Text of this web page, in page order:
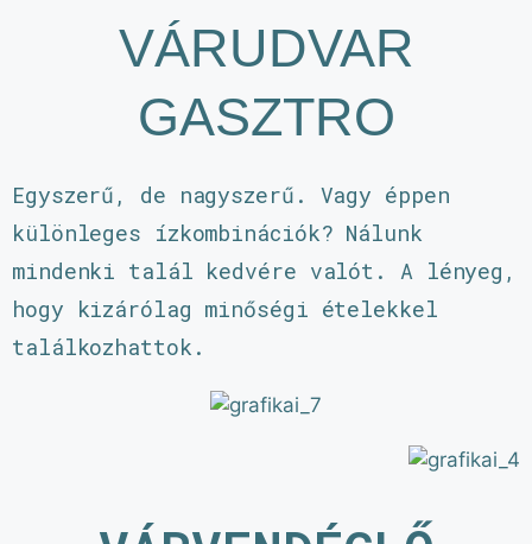
VÁRUDVAR
GASZTRO
Egyszerű, de nagyszerű. Vagy éppen
különleges ízkombinációk? Nálunk
mindenki talál kedvére valót. A lényeg,
hogy kizárólag minőségi ételekkel
találkozhattok.